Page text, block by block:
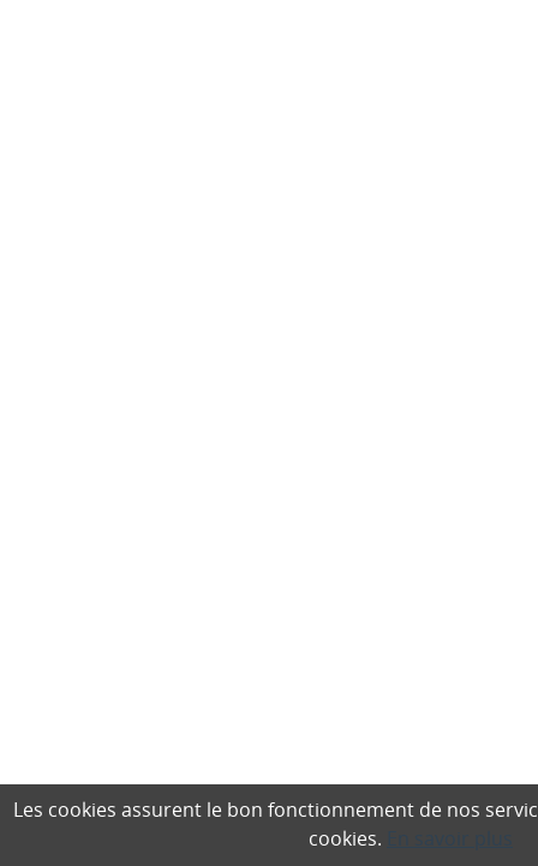
Les cookies assurent le bon fonctionnement de nos
cookies.